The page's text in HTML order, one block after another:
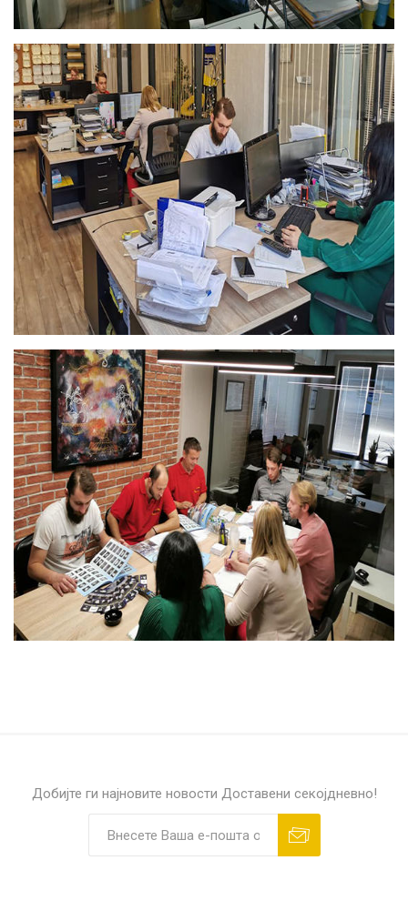
Добијте ги најновите новости Доставени секојдневно!